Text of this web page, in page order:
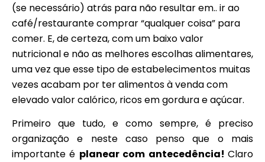
(se necessário) atrás para não resultar em.. ir ao
café/restaurante comprar “qualquer coisa” para
comer. E, de certeza, com um baixo valor
nutricional e não as melhores escolhas alimentares,
uma vez que esse tipo de estabelecimentos muitas
vezes acabam por ter alimentos à venda com
elevado valor calórico, ricos em gordura e açúcar.
Primeiro que tudo, e como sempre, é preciso
organização e neste caso penso que o mais
importante é planear com antecedência!Claro